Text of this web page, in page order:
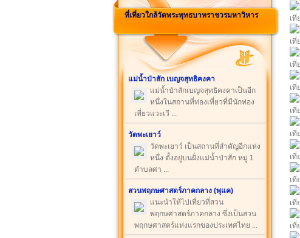
ที่เที่ยวใกล้วัดพระพุทธบาทราชวรมหาวิหาร
แม่น้ำป่าสัก เบญจสุทธิคงคา
แม่น้ำป่าสักเบญจสุทธิคงคาเป็นอีก
หนึ่งในสถานที่ท่องเที่ยวที่มีนักท่อง
เที่ยวแวะเวี ...
วัดพะเยาว์
วัดพะเยาว์ เป็นสถานที่สำคัญอีกแห่ง
หนึ่ง ตั้งอยู่บนฝั่งแม่น้ำป่าสัก หมู่ 1
ตำบลศา ...
สวนพฤกษศาสตร์ภาคกลาง (พุแค)
แนะนำให้ไปเที่ยวที่สวน
พฤกษศาสตร์ภาคกลาง ซึ่งเป็นสวน
พฤกษศาสตร์แห่งแรกของประเทศไทย ...
เ
เ
เ
เ
เ
เ
เ
เ
เ
เ